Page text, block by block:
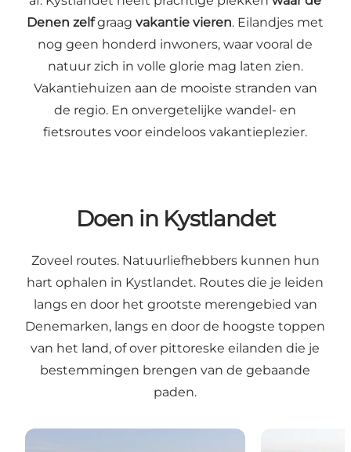
Denen zelfgraagvakantie vieren. Eilandjes met
nog geen honderd inwoners, waar vooral de
natuur zich in volle glorie mag laten zien.
Vakantiehuizen aan de mooiste stranden van
de regio. En onvergetelijke wandel- en
fietsroutes voor eindeloos vakantieplezier.
Doen in Kystlandet
Zoveel routes. Natuurliefhebbers kunnen hun
hart ophalen in Kystlandet. Routes die je leiden
langs en door het grootste merengebied van
Denemarken, langs en door de hoogste toppen
van het land, of over pittoreske eilanden die je
bestemmingen brengen van de gebaande
paden.
Rondje fjord